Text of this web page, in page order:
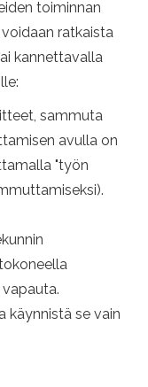
toiminnan
ratkaista
kannettavalla
sammuta
avulla on
"työn
käynnistä se vain